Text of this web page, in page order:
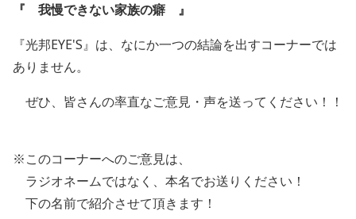
『 我慢できない家族の癖 』
『光邦EYE'S』は、なにか一つの結論を出すコーナーでは
ありません。
ぜひ、皆さんの率直なご意見・声を送ってください！！
※このコーナーへのご意見は、
ラジオネームではなく、本名でお送りください！
下の名前で紹介させて頂きます！